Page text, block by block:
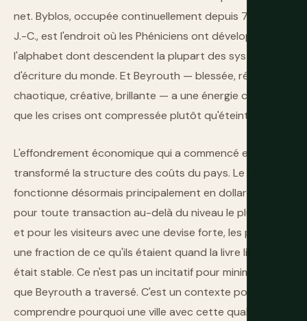
net. Byblos, occupée continuellement depuis 7000 av.
J.-C., est l'endroit où les Phéniciens ont développé
l'alphabet dont descendent la plupart des systèmes
d'écriture du monde. Et Beyrouth — blessée, réparée,
chaotique, créative, brillante — a une énergie culturelle
que les crises ont compressée plutôt qu'éteinte.
L'effondrement économique qui a commencé en 2019 a
transformé la structure des coûts du pays. Le Liban
fonctionne désormais principalement en dollars US
pour toute transaction au-delà du niveau le plus local,
et pour les visiteurs avec une devise forte, les prix sont
une fraction de ce qu'ils étaient quand la livre libanaise
était stable. Ce n'est pas un incitatif pour minimiser ce
que Beyrouth a traversé. C'est un contexte pour
comprendre pourquoi une ville avec cette qualité de